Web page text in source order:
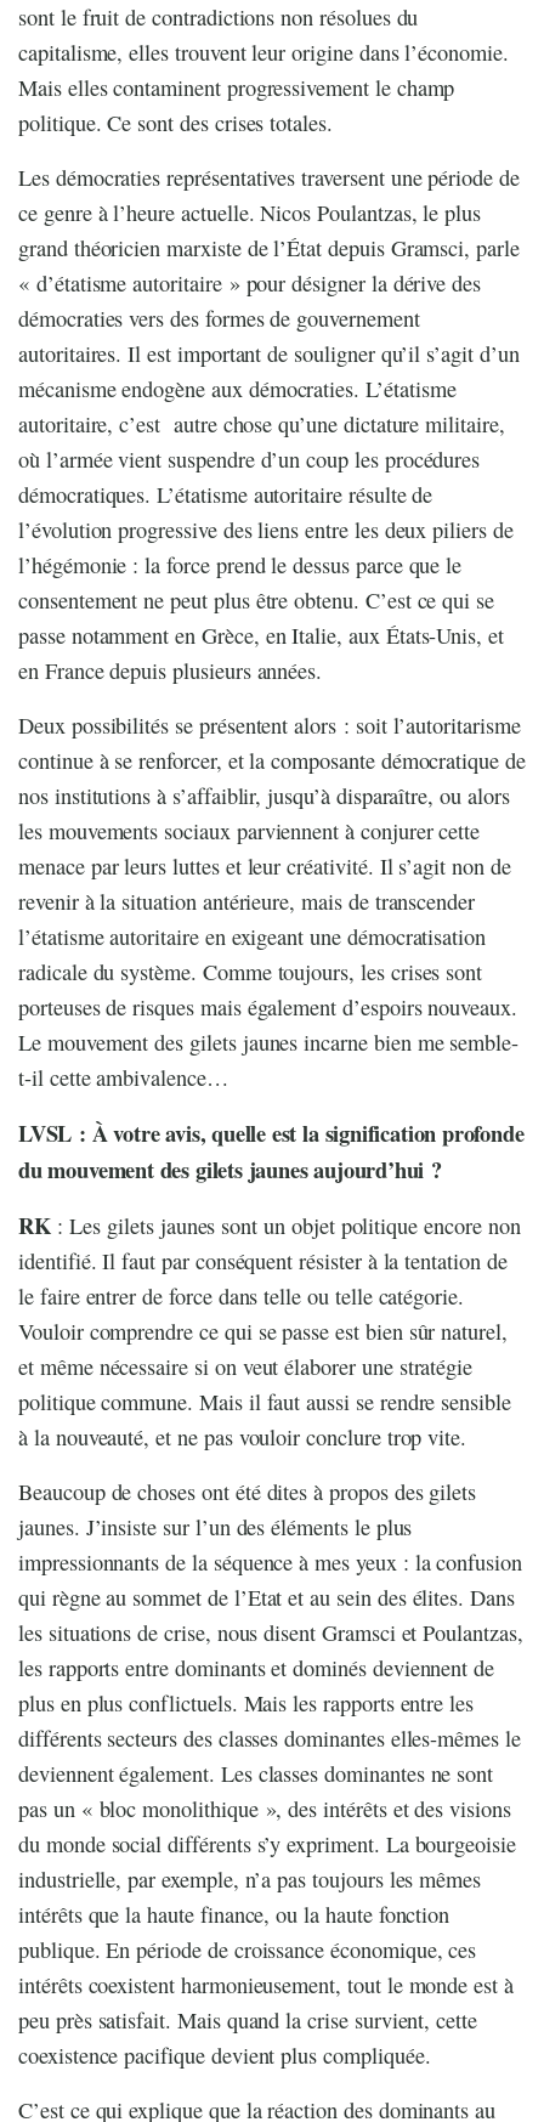
sont le fruit de contradictions non résolues du
capitalisme, elles trouvent leur origine dans l’économie.
Mais elles contaminent progressivement le champ
politique. Ce sont des crises totales.
Les démocraties représentatives traversent une période de
ce genre à l’heure actuelle. Nicos Poulantzas, le plus
grand théoricien marxiste de l’État depuis Gramsci, parle
« d’étatisme autoritaire » pour désigner la dérive des
démocraties vers des formes de gouvernement
autoritaires. Il est important de souligner qu’il s’agit d’un
mécanisme endogène aux démocraties. L’étatisme
autoritaire, c’est autre chose qu’une dictature militaire,
où l’armée vient suspendre d’un coup les procédures
démocratiques. L’étatisme autoritaire résulte de
l’évolution progressive des liens entre les deux piliers de
l’hégémonie : la force prend le dessus parce que le
consentement ne peut plus être obtenu. C’est ce qui se
passe notamment en Grèce, en Italie, aux États-Unis, et
en France depuis plusieurs années.
Deux possibilités se présentent alors : soit l’autoritarisme
continue à se renforcer, et la composante démocratique de
nos institutions à s’affaiblir, jusqu’à disparaître, ou alors
les mouvements sociaux parviennent à conjurer cette
menace par leurs luttes et leur créativité. Il s’agit non de
revenir à la situation antérieure, mais de transcender
l’étatisme autoritaire en exigeant une démocratisation
radicale du système. Comme toujours, les crises sont
porteuses de risques mais également d’espoirs nouveaux.
Le mouvement des gilets jaunes incarne bien me semble-
t-il cette ambivalence…
LVSL : À votre avis, quelle est la signification profonde
du mouvement des gilets jaunes aujourd’hui ?
RK : Les gilets jaunes sont un objet politique encore non
identifié. Il faut par conséquent résister à la tentation de
le faire entrer de force dans telle ou telle catégorie.
Vouloir comprendre ce qui se passe est bien sûr naturel,
et même nécessaire si on veut élaborer une stratégie
politique commune. Mais il faut aussi se rendre sensible
à la nouveauté, et ne pas vouloir conclure trop vite.
Beaucoup de choses ont été dites à propos des gilets
jaunes. J’insiste sur l’un des éléments le plus
impressionnants de la séquence à mes yeux : la confusion
qui règne au sommet de l’Etat et au sein des élites. Dans
les situations de crise, nous disent Gramsci et Poulantzas,
les rapports entre dominants et dominés deviennent de
plus en plus conflictuels. Mais les rapports entre les
différents secteurs des classes dominantes elles-mêmes le
deviennent également. Les classes dominantes ne sont
pas un « bloc monolithique », des intérêts et des visions
du monde social différents s’y expriment. La bourgeoisie
industrielle, par exemple, n’a pas toujours les mêmes
intérêts que la haute finance, ou la haute fonction
publique. En période de croissance économique, ces
intérêts coexistent harmonieusement, tout le monde est à
peu près satisfait. Mais quand la crise survient, cette
coexistence pacifique devient plus compliquée.
C’est ce qui explique que la réaction des dominants au